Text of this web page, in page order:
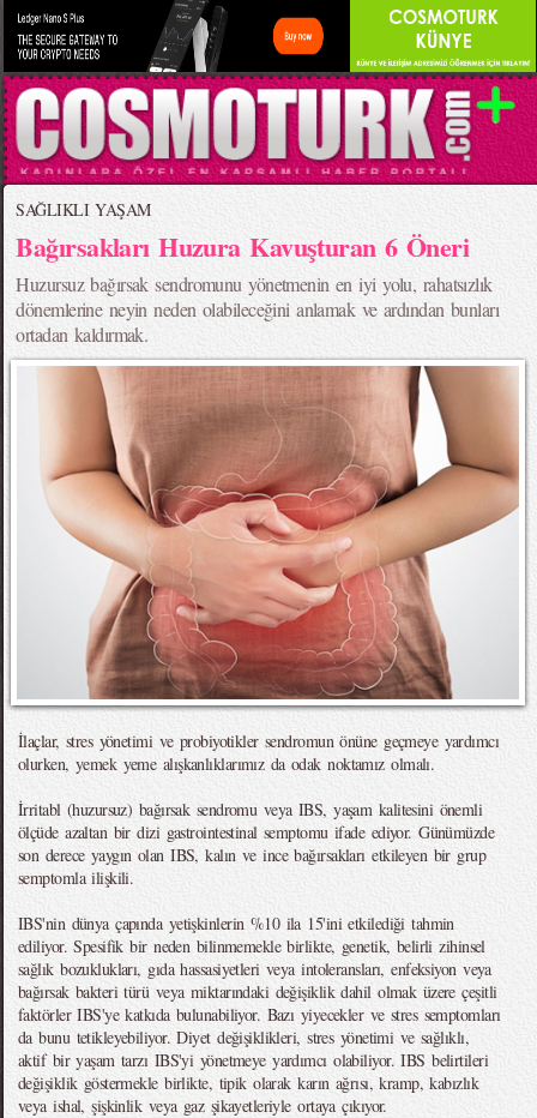
SAĞLIKLI YAŞAM
Bağırsakları Huzura Kavuşturan 6 Öneri
Huzursuz bağırsak sendromunu yönetmenin en iyi yolu, rahatsızlık
dönemlerine neyin neden olabileceğini anlamak ve ardından bunları
ortadan kaldırmak.
İlaçlar, stres yönetimi ve probiyotikler sendromun önüne geçmeye yardımcı
olurken, yemek yeme alışkanlıklarımız da odak noktamız olmalı.
İrritabl (huzursuz) bağırsak sendromu veya IBS, yaşam kalitesini önemli
ölçüde azaltan bir dizi gastrointestinal semptomu ifade ediyor. Günümüzde
son derece yaygın olan IBS, kalın ve ince bağırsakları etkileyen bir grup
semptomla ilişkili.
IBS'nin dünya çapında yetişkinlerin %10 ila 15'ini etkilediği tahmin
ediliyor. Spesifik bir neden bilinmemekle birlikte, genetik, belirli zihinsel
sağlık bozuklukları, gıda hassasiyetleri veya intoleransları, enfeksiyon veya
bağırsak bakteri türü veya miktarındaki değişiklik dahil olmak üzere çeşitli
faktörler IBS'ye katkıda bulunabiliyor. Bazı yiyecekler ve stres semptomları
da bunu tetikleyebiliyor. Diyet değişiklikleri, stres yönetimi ve sağlıklı,
aktif bir yaşam tarzı IBS'yi yönetmeye yardımcı olabiliyor. IBS belirtileri
değişiklik göstermekle birlikte, tipik olarak karın ağrısı, kramp, kabızlık
veya ishal, şişkinlik veya gaz şikayetleriyle ortaya çıkıyor.